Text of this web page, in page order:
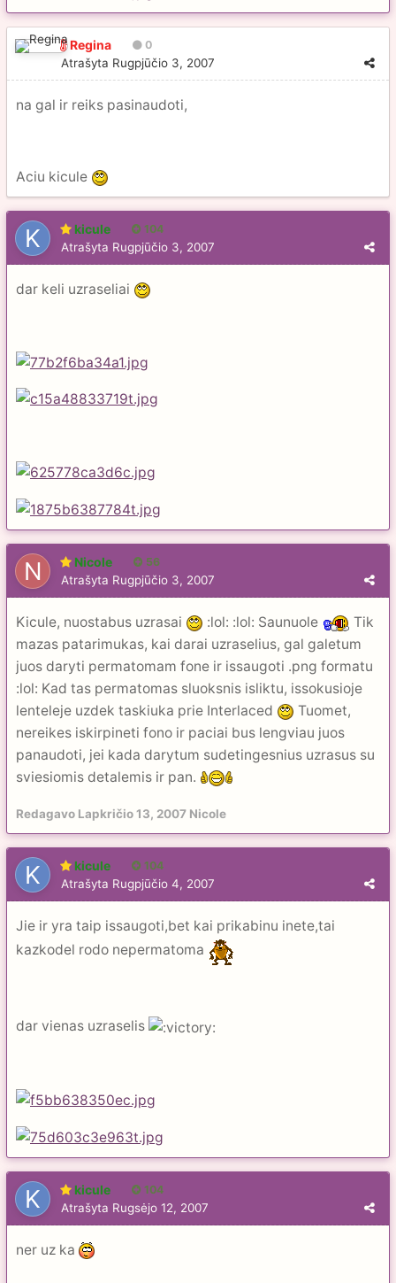
Regina 0
Atrašyta Rugpjūčio 3, 2007
na gal ir reiks pasinaudoti,
Aciu kicule
kicule 104
Atrašyta Rugpjūčio 3, 2007
dar keli uzraseliai
Nicole 56
Atrašyta Rugpjūčio 3, 2007
Kicule, nuostabus uzrasai :lol: :lol: Saunuole
Tik
mazas patarimukas, kai darai uzraselius, gal galetum
juos daryti permatomam fone ir issaugoti .png formatu
:lol: Kad tas permatomas sluoksnis isliktu, issokusioje
lenteleje uzdek taskiuka prie Interlaced
Tuomet,
nereikes iskirpineti fono ir paciai bus lengviau juos
panaudoti, jei kada darytum sudetingesnius uzrasus su
sviesiomis detalemis ir pan.
Redagavo Lapkričio 13, 2007 Nicole
kicule 104
Atrašyta Rugpjūčio 4, 2007
Jie ir yra taip issaugoti,bet kai prikabinu inete,tai
kazkodel rodo nepermatoma
dar vienas uzraselis
kicule 104
Atrašyta Rugsėjo 12, 2007
ner uz ka